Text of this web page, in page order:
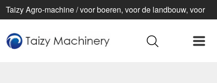
Taizy Agro-machine / voor boeren, voor de landbouw, voor